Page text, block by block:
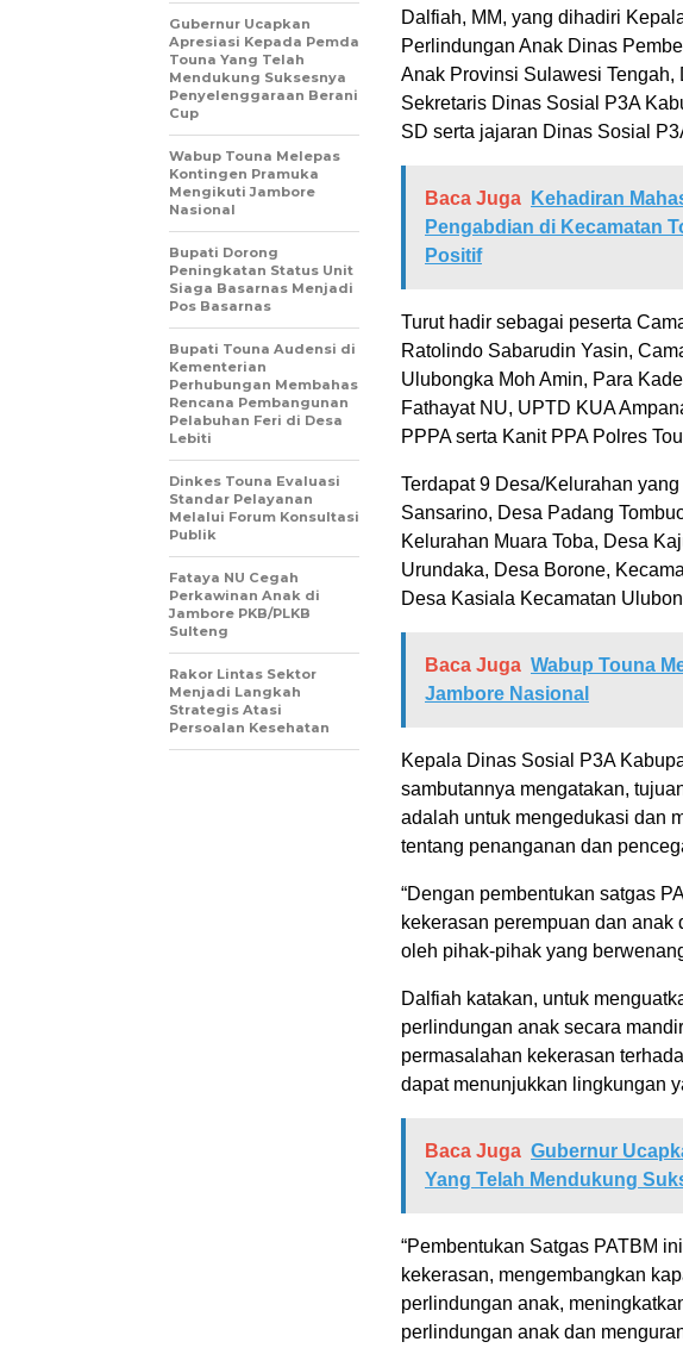
Dalfiah, MM, yang dihadiri
Perlindungan Anak Dinas
Anak Provinsi Sulawesi Tengah,
Sekretaris Dinas Sosial P3A
SD serta jajaran Dinas Sosial
Baca Juga
Kehadiran
Pengabdian di Kecamatan
Positif
Turut hadir sebagai peserta
Ratolindo Sabarudin Yasin,
Ulubongka Moh Amin, Para
Fathayat NU, UPTD KUA
PPPA serta Kanit PPA Polres
Terdapat 9 Desa/Kelurahan
Sansarino, Desa Padang
Kelurahan Muara Toba, Desa
Urundaka, Desa Borone,
Desa Kasiala Kecamatan
Baca Juga Wabup Touna
Jambore Nasional
Kepala Dinas Sosial P3A
sambutannya mengatakan,
adalah untuk mengedukasi dan
tentang penanganan dan
“Dengan pembentukan satgas
kekerasan perempuan dan
oleh pihak-pihak yang
Dalfiah katakan, untuk
perlindungan anak secara
permasalahan kekerasan
dapat menunjukkan lingkungan
Baca Juga Gubernur
Yang Telah Mendukung
“Pembentukan Satgas PATBM
kekerasan, mengembangkan
perlindungan anak,
perlindungan anak dan
Gubernur Ucapkan
Apresiasi Kepada Pemda
Touna Yang Telah
Mendukung Suksesnya
Penyelenggaraan Berani
Cup
Wabup Touna Melepas
Kontingen Pramuka
Mengikuti Jambore
Nasional
Bupati Dorong
Peningkatan Status Unit
Siaga Basarnas Menjadi
Pos Basarnas
Bupati Touna Audensi di
Kementerian
Perhubungan Membahas
Rencana Pembangunan
Pelabuhan Feri di Desa
Lebiti
Dinkes Touna Evaluasi
Standar Pelayanan
Melalui Forum Konsultasi
Publik
Fataya NU Cegah
Perkawinan Anak di
Jambore PKB/PLKB
Sulteng
Rakor Lintas Sektor
Menjadi Langkah
Strategis Atasi
Persoalan Kesehatan